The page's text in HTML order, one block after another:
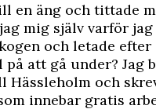
en äng och tittade
mig själv varför
och letade efter
att gå under? Jag
Hässleholm och
innebar gratis